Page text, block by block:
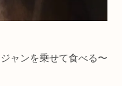
ャンを乗せて食べる〜